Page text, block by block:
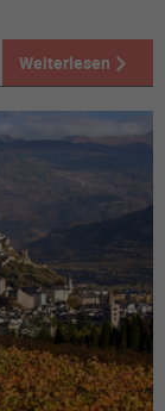
Weiterlesen